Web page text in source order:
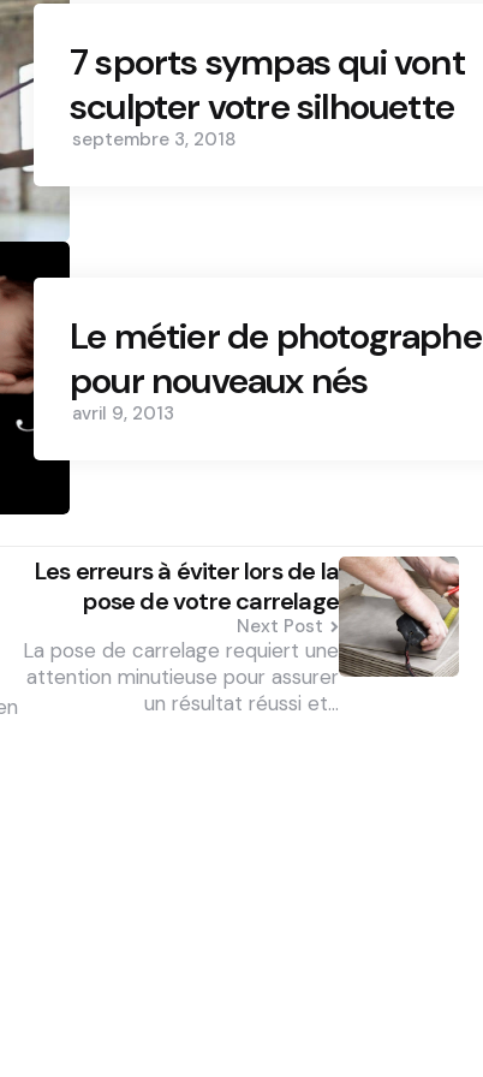
7 sports sympas qui vont
sculpter votre silhouette
septembre 3, 2018
Le métier de photographe
pour nouveaux nés
avril 9, 2013
Les erreurs à éviter lors de la
pose de votre carrelage
Next Post
La pose de carrelage requiert une
attention minutieuse pour assurer
un résultat réussi et…